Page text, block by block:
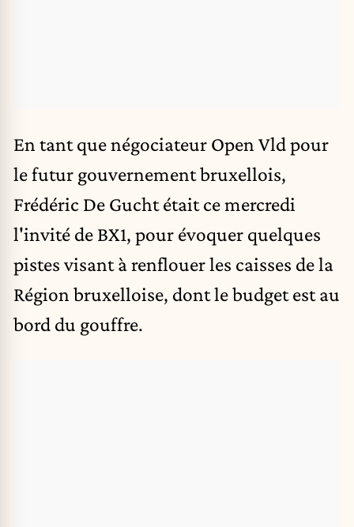
En tant que négociateur Open Vld pour
le futur gouvernement bruxellois,
Frédéric De Guchtétait ce mercredi
l'invité de BX1, pour évoquer quelques
pistes visant à renflouer les caisses de la
Région bruxelloise, dont le budget est au
bord du gouffre.